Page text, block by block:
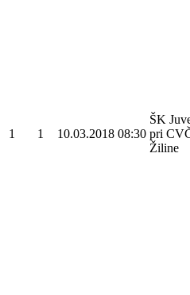
1 1 10.03.2018 08:30
ŠK
pri
Žiline